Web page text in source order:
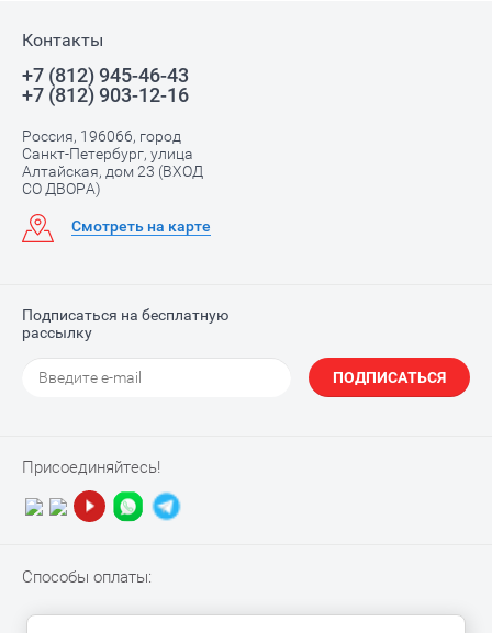
Контакты
+7 (812) 945-46-43
+7 (812) 903-12-16
Россия, 196066, город
Санкт-Петербург, улица
Алтайская, дом 23 (ВХОД
СО ДВОРА)
Смотреть на карте
Подписаться на бесплатную
рассылку
ПОДПИСАТЬСЯ
Присоединяйтесь!
Способы оплаты: